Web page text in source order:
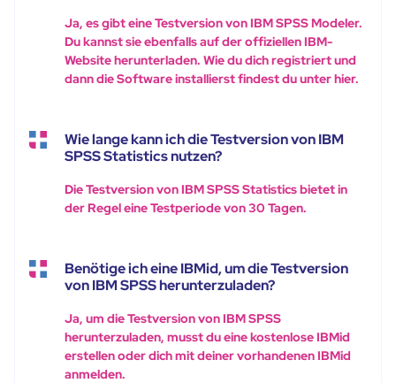
Ja, es gibt eine Testversion von IBM SPSS Modeler.
Du kannst sie ebenfalls auf der offiziellen IBM-
Website herunterladen. Wie du dich registriert und
dann die Software installierst findest du unter hier.
Wie lange kann ich die Testversion von IBM
SPSS Statistics nutzen?
Die Testversion von IBM SPSS Statistics bietet in
der Regel eine Testperiode von 30 Tagen.
Benötige ich eine IBMid, um die Testversion
von IBM SPSS herunterzuladen?
Ja, um die Testversion von IBM SPSS
herunterzuladen, musst du eine kostenlose IBMid
erstellen oder dich mit deiner vorhandenen IBMid
anmelden.